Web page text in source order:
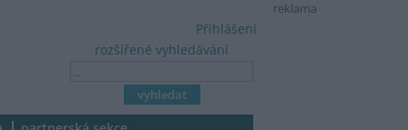
reklama
rozšířené vyhledávání
Přihlášení